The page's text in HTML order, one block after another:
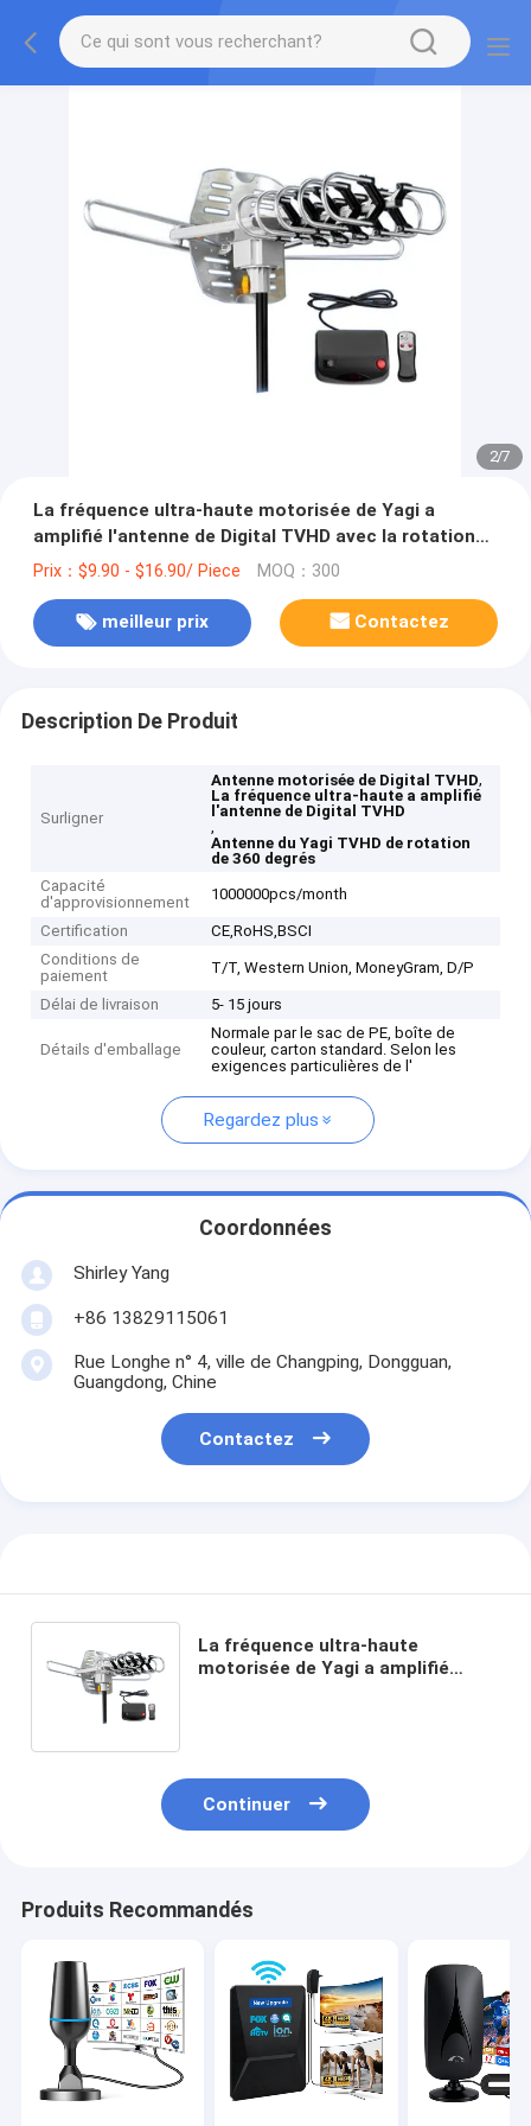
2/7
La fréquence ultra-haute motorisée de Yagi a
amplifié l'antenne de Digital TVHD avec la rotation
de 360 degrés
Prix：$9.90 - $16.90/ Piece MOQ：300
meilleur prix Contactez
Description De Produit
Surligner
Antenne motorisée de Digital TVHD,
La fréquence ultra-haute a amplifié
l'antenne de Digital TVHD
,
Antenne du Yagi TVHD de rotation
de 360 degrés
Capacité
d'approvisionnement
1000000pcs/month
Certification
CE,RoHS,BSCI
Conditions de
paiement
T/T, Western Union, MoneyGram, D/P
Délai de livraison 5- 15 jours
Détails d'emballage
Normale par le sac de PE, boîte de
couleur, carton standard. Selon les
exigences particulières de l'
Regardez plus
Coordonnées
Shirley Yang
+86 13829115061
Rue Longhe n° 4, ville de Changping, Dongguan,
Guangdong, Chine
Contactez
La fréquence ultra-haute
motorisée de Yagi a amplifié
Continuer
Produits Recommandés